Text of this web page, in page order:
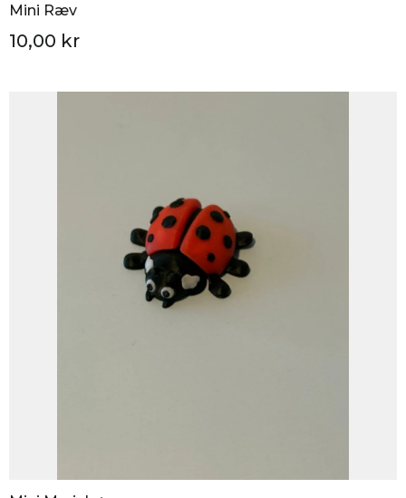
Mini Ræv
10,00 kr